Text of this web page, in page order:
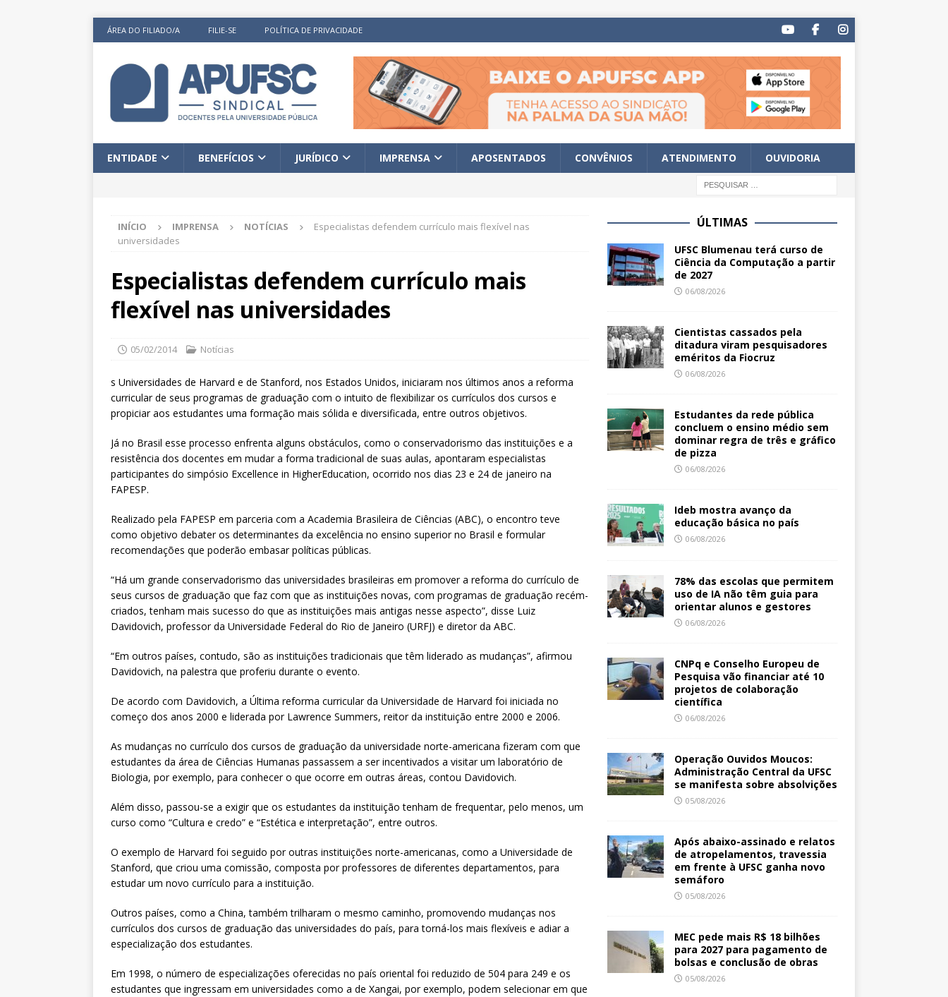
ÁREA DO FILIADO/A FILIE-SE POLÍTICA DE PRIVACIDADE
ENTIDADE BENEFÍCIOS JURÍDICO IMPRENSA APOSENTADOS CONVÊNIOS ATENDIMENTO OUVIDORIA
INÍCIO IMPRENSA NOTÍCIAS
Especialistas defendem currículo mais flexível nas
universidades
Especialistas defendem currículo mais
flexível nas universidades
05/02/2014 Notícias
s Universidades de Harvard e de Stanford, nos Estados Unidos, iniciaram nos últimos anos a reforma
curricular de seus programas de graduação com o intuito de flexibilizar os currículos dos cursos e
propiciar aos estudantes uma formação mais sólida e diversificada, entre outros objetivos.
Já no Brasil esse processo enfrenta alguns obstáculos, como o conservadorismo das instituições e a
resistência dos docentes em mudar a forma tradicional de suas aulas, apontaram especialistas
participantes do simpósio Excellence in HigherEducation, ocorrido nos dias 23 e 24 de janeiro na
FAPESP.
Realizado pela FAPESP em parceria com a Academia Brasileira de Ciências (ABC), o encontro teve
como objetivo debater os determinantes da excelência no ensino superior no Brasil e formular
recomendações que poderão embasar políticas públicas.
“Há um grande conservadorismo das universidades brasileiras em promover a reforma do currículo de
seus cursos de graduação que faz com que as instituições novas, com programas de graduação recém-
criados, tenham mais sucesso do que as instituições mais antigas nesse aspecto”, disse Luiz
Davidovich, professor da Universidade Federal do Rio de Janeiro (URFJ) e diretor da ABC.
“Em outros países, contudo, são as instituições tradicionais que têm liderado as mudanças”, afirmou
Davidovich, na palestra que proferiu durante o evento.
De acordo com Davidovich, a Última reforma curricular da Universidade de Harvard foi iniciada no
começo dos anos 2000 e liderada por Lawrence Summers, reitor da instituição entre 2000 e 2006.
As mudanças no currículo dos cursos de graduação da universidade norte-americana fizeram com que
estudantes da área de Ciências Humanas passassem a ser incentivados a visitar um laboratório de
Biologia, por exemplo, para conhecer o que ocorre em outras áreas, contou Davidovich.
Além disso, passou-se a exigir que os estudantes da instituição tenham de frequentar, pelo menos, um
curso como “Cultura e credo” e “Estética e interpretação”, entre outros.
O exemplo de Harvard foi seguido por outras instituições norte-americanas, como a Universidade de
Stanford, que criou uma comissão, composta por professores de diferentes departamentos, para
estudar um novo currículo para a instituição.
Outros países, como a China, também trilharam o mesmo caminho, promovendo mudanças nos
currículos dos cursos de graduação das universidades do país, para torná-los mais flexíveis e adiar a
especialização dos estudantes.
Em 1998, o número de especializações oferecidas no país oriental foi reduzido de 504 para 249 e os
estudantes que ingressam em universidades como a de Xangai, por exemplo, podem selecionar em que
ÚLTIMAS
UFSC Blumenau terá curso de
Ciência da Computação a partir
de 2027
06/08/2026
Cientistas cassados pela
ditadura viram pesquisadores
eméritos da Fiocruz
06/08/2026
Estudantes da rede pública
concluem o ensino médio sem
dominar regra de três e gráfico
de pizza
06/08/2026
Ideb mostra avanço da
educação básica no país
06/08/2026
78% das escolas que permitem
uso de IA não têm guia para
orientar alunos e gestores
06/08/2026
CNPq e Conselho Europeu de
Pesquisa vão financiar até 10
projetos de colaboração
científica
06/08/2026
Operação Ouvidos Moucos:
Administração Central da UFSC
se manifesta sobre absolvições
05/08/2026
Após abaixo-assinado e relatos
de atropelamentos, travessia
em frente à UFSC ganha novo
semáforo
05/08/2026
MEC pede mais R$ 18 bilhões
para 2027 para pagamento de
bolsas e conclusão de obras
05/08/2026